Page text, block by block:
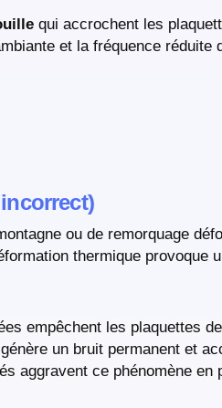
qui accrochent les
et la fréquence réduite
ou de remorquage
thermique provoque
empêchent les plaquettes
un bruit permanent et
aggravent ce phénomène en